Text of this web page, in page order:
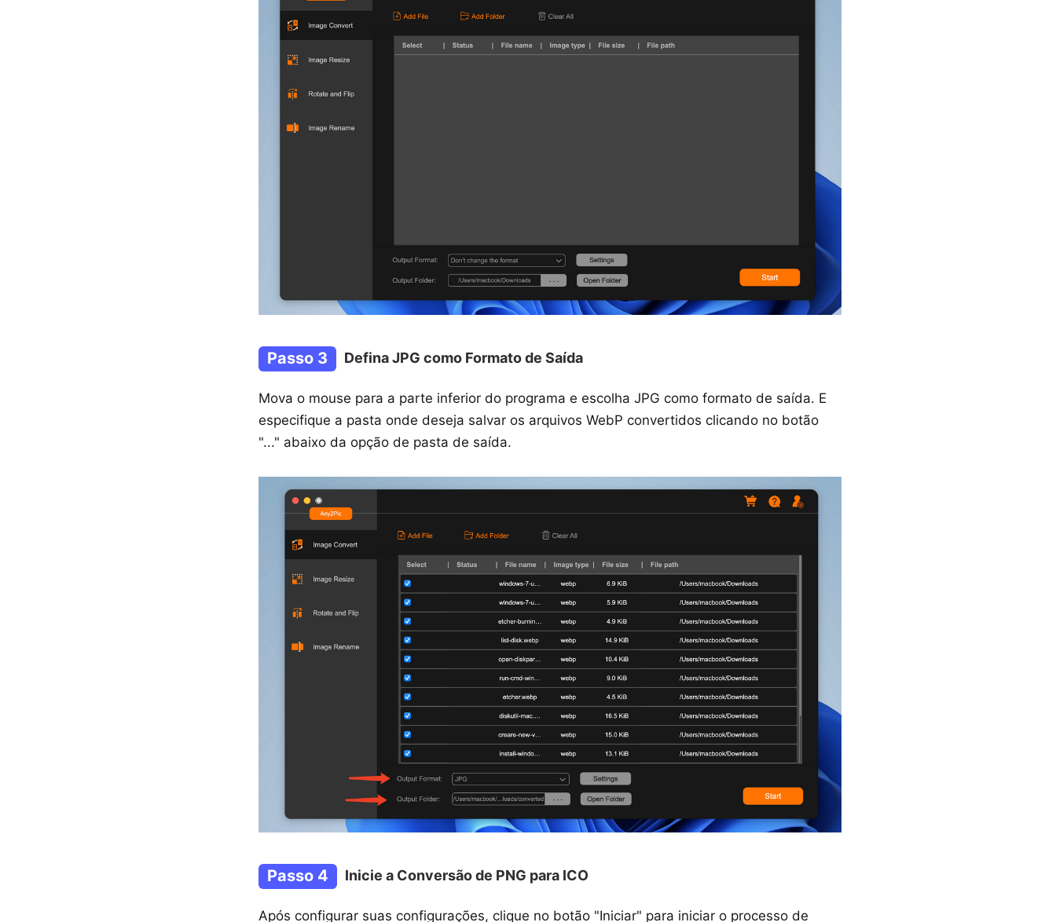
Passo 3 Defina JPG como Formato de Saída
Mova o mouse para a parte inferior do programa e escolha JPG como formato de saída. E
especifique a pasta onde deseja salvar os arquivos WebP convertidos clicando no botão
"..." abaixo da opção de pasta de saída.
Passo 4 Inicie a Conversão de PNG para ICO
Após configurar suas configurações, clique no botão "Iniciar" para iniciar o processo de